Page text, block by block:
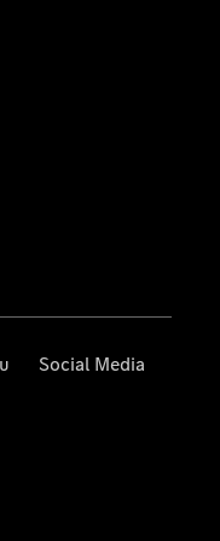
Social Media